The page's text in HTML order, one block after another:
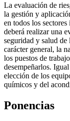
La evaluación de
la gestión y
en todos los
deberá realizar una
seguridad y salud de
carácter general, la
los puestos de
desempeñarlos.
elección de los
químicos y del
Ponencias